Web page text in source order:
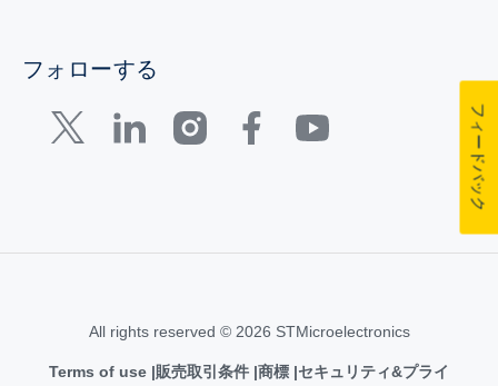
フォローする
All rights reserved © 2026 STMicroelectronics
Terms of use 販売取引条件 商標 セキュリティ&プライ
フィードバック